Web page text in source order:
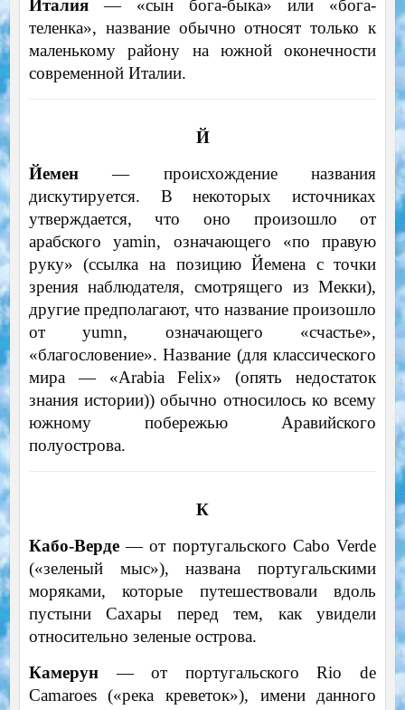
Италия— «сын бога-быка» или «бога-
теленка», название обычно относят только к
маленькому району на южной оконечности
современной Италии.
Й
Йемен— происхождение названия
дискутируется. В некоторых источниках
утверждается, что оно произошло от
арабского yamin, означающего «по правую
руку» (ссылка на позицию Йемена с точки
зрения наблюдателя, смотрящего из Мекки),
другие предполагают, что название произошло
от yumn, означающего «счастье»,
«благословение». Название (для классического
мира — «Arabia Felix» (опять недостаток
знания истории)) обычно относилось ко всему
южному побережью Аравийского
полуострова.
К
Кабо-Верде— от португальского Cabo Verde
(«зеленый мыс»), названа португальскими
моряками, которые путешествовали вдоль
пустыни Сахары перед тем, как увидели
относительно зеленые острова.
Камерун— от португальского Rio de
Camaroes («река креветок»), имени данного